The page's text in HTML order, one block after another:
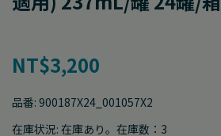
NT$3,200
品番: 900187X24_001057X2
在庫状況: 在庫あり。在庫数：3